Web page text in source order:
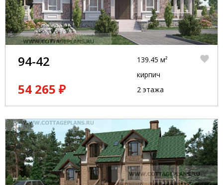
94-42
54 265 ₽
139.45 м²
кирпич
2 этажа